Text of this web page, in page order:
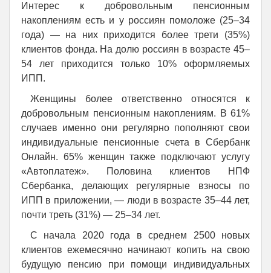
Интерес к добровольным пенсионным
накоплениям есть и у россиян помоложе (25–34
года) — на них приходится более трети (35%)
клиентов фонда. На долю россиян в возрасте 45–
54 лет приходится только 10% оформляемых
ИПП.
Женщины более ответственно относятся к
добровольным пенсионным накоплениям. В 61%
случаев именно они регулярно пополняют свои
индивидуальные пенсионные счета в Сбербанк
Онлайн. 65% женщин также подключают услугу
«Автоплатеж». Половина клиентов НПФ
Сбербанка, делающих регулярные взносы по
ИПП в приложении, — люди в возрасте 35–44 лет,
почти треть (31%) — 25–34 лет.
С начала 2020 года в среднем 2500 новых
клиентов ежемесячно начинают копить на свою
будущую пенсию при помощи индивидуальных